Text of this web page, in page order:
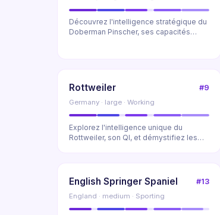
Découvrez l'intelligence stratégique du
Doberman Pinscher, ses capacités
Rottweiler #9
Germany · large · Working
Explorez l'intelligence unique du
Rottweiler, son QI, et démystifiez les
English Springer Spaniel #13
England · medium · Sporting